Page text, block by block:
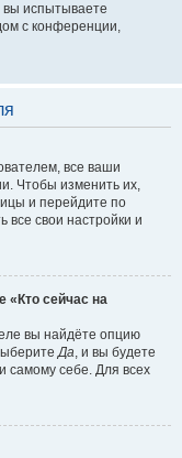
вы испытываете
с конференции,
все ваши
Чтобы изменить их,
и перейдите по
все свои настройки и
«Кто сейчас на
вы найдёте опцию
Да, и вы будете
самому себе. Для всех